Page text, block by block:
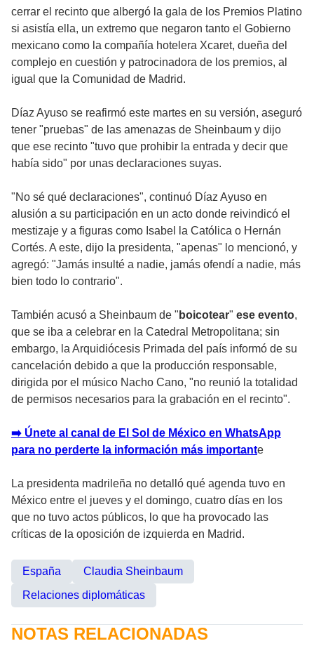
cerrar el recinto que albergó la gala de los Premios Platino
si asistía ella, un extremo que negaron tanto el Gobierno
mexicano como la compañía hotelera Xcaret, dueña del
complejo en cuestión y patrocinadora de los premios, al
igual que la Comunidad de Madrid.
Díaz Ayuso se reafirmó este martes en su versión, aseguró
tener "pruebas" de las amenazas de Sheinbaum y dijo
que ese recinto "tuvo que prohibir la entrada y decir que
había sido" por unas declaraciones suyas.
"No sé qué declaraciones", continuó Díaz Ayuso en
alusión a su participación en un acto donde reivindicó el
mestizaje y a figuras como Isabel la Católica o Hernán
Cortés. A este, dijo la presidenta, "apenas" lo mencionó, y
agregó: "Jamás insulté a nadie, jamás ofendí a nadie, más
bien todo lo contrario".
También acusó a Sheinbaum de " boicotear" ese evento,
que se iba a celebrar en la Catedral Metropolitana; sin
embargo, la Arquidiócesis Primada del país informó de su
cancelación debido a que la producción responsable,
dirigida por el músico Nacho Cano, "no reunió la totalidad
de permisos necesarios para la grabación en el recinto".
➡️ Únete al canal de El Sol de México en WhatsApp
para no perderte la información más importante
La presidenta madrileña no detalló qué agenda tuvo en
México entre el jueves y el domingo, cuatro días en los
que no tuvo actos públicos, lo que ha provocado las
críticas de la oposición de izquierda en Madrid.
España
Claudia Sheinbaum
Relaciones diplomáticas
NOTAS RELACIONADAS